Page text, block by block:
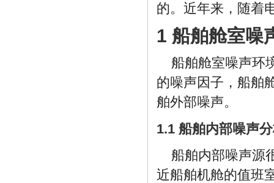
的。近年来，随着
1 船舶舱室噪
船舶舱室噪声环
的噪声因子，船舶
舶外部噪声。
1.1 船舶内部噪声
船舶内部噪声源
近船舶机舱的值班